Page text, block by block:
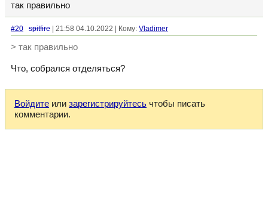
так правильно
#20 spitfire | 21:58 04.10.2022 | Кому: Vladimer
> так правильно
Что, собрался отделяться?
Войдите или зарегистрируйтесь чтобы писать
комментарии.